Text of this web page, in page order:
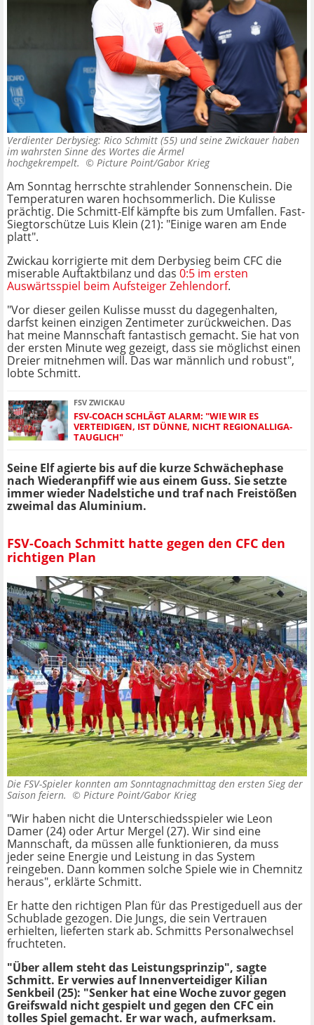
Verdienter Derbysieg: Rico Schmitt (55) und seine Zwickauer haben
im wahrsten Sinne des Wortes die Ärmel
hochgekrempelt. © Picture Point/Gabor Krieg
Am Sonntag herrschte strahlender Sonnenschein. Die
Temperaturen waren hochsommerlich. Die Kulisse
prächtig. Die Schmitt-Elf kämpfte bis zum Umfallen. Fast-
Siegtorschütze Luis Klein (21): "Einige waren am Ende
platt".
Zwickau korrigierte mit dem Derbysieg beim CFC die
miserable Auftaktbilanz und das 0:5 im ersten
Auswärtsspiel beim Aufsteiger Zehlendorf.
"Vor dieser geilen Kulisse musst du dagegenhalten,
darfst keinen einzigen Zentimeter zurückweichen. Das
hat meine Mannschaft fantastisch gemacht. Sie hat von
der ersten Minute weg gezeigt, dass sie möglichst einen
Dreier mitnehmen will. Das war männlich und robust",
lobte Schmitt.
FSV ZWICKAU
FSV-COACH SCHLÄGT ALARM: "WIE WIR ES
VERTEIDIGEN, IST DÜNNE, NICHT REGIONALLIGA-
TAUGLICH"
Seine Elf agierte bis auf die kurze Schwächephase
nach Wiederanpfiff wie aus einem Guss. Sie setzte
immer wieder Nadelstiche und traf nach Freistößen
zweimal das Aluminium.
FSV-Coach Schmitt hatte gegen den CFC den
richtigen Plan
Die FSV-Spieler konnten am Sonntagnachmittag den ersten Sieg der
Saison feiern. © Picture Point/Gabor Krieg
"Wir haben nicht die Unterschiedsspieler wie Leon
Damer (24) oder Artur Mergel (27). Wir sind eine
Mannschaft, da müssen alle funktionieren, da muss
jeder seine Energie und Leistung in das System
reingeben. Dann kommen solche Spiele wie in Chemnitz
heraus", erklärte Schmitt.
Er hatte den richtigen Plan für das Prestigeduell aus der
Schublade gezogen. Die Jungs, die sein Vertrauen
erhielten, lieferten stark ab. Schmitts Personalwechsel
fruchteten.
"Über allem steht das Leistungsprinzip", sagte
Schmitt. Er verwies auf Innenverteidiger Kilian
Senkbeil (25): "Senker hat eine Woche zuvor gegen
Greifswald nicht gespielt und gegen den CFC ein
tolles Spiel gemacht. Er war wach, aufmerksam.